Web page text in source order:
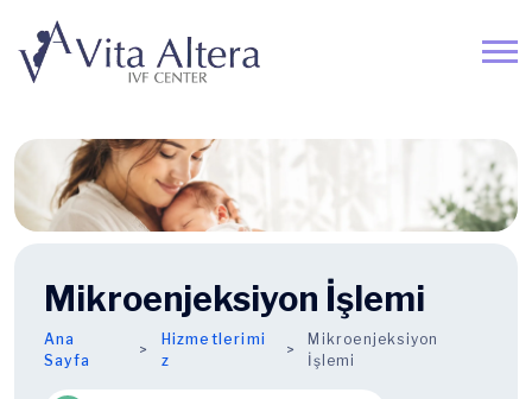
Mikroenjeksiyon İşlemi
Ana
Sayfa
Hizmetlerimi
z
Mikroenjeksiyon
İşlemi